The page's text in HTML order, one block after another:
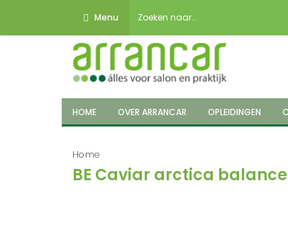
Menu
HOME OVER ARRANCAR OPLEIDINGEN
Home
BE Caviar arctica